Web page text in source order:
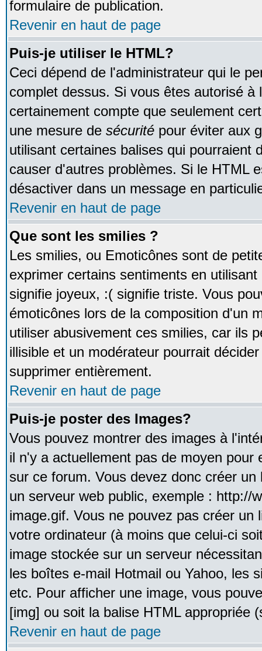
formulaire de publication.
Revenir en haut de page
Puis-je utiliser le HTML?
Ceci dépend de l'administrateur qui le
complet dessus. Si vous êtes autorisé à
certainement compte que seulement
une mesure de sécurité pour éviter aux
utilisant certaines balises qui pourraient
causer d'autres problèmes. Si le HTML
désactiver dans un message en
Revenir en haut de page
Que sont les smilies ?
Les smilies, ou Emoticônes sont de
exprimer certains sentiments en
signifie joyeux, :( signifie triste. Vous
émoticônes lors de la composition d'un
utiliser abusivement ces smilies, car ils
illisible et un modérateur pourrait
supprimer entièrement.
Revenir en haut de page
Puis-je poster des Images?
Vous pouvez montrer des images à
il n'y a actuellement pas de moyen pour
sur ce forum. Vous devez donc créer
un serveur web public, exemple : http://
image.gif. Vous ne pouvez pas créer un
votre ordinateur (à moins que celui-ci
image stockée sur un serveur
les boîtes e-mail Hotmail ou Yahoo, les
etc. Pour afficher une image, vous
[img] ou soit la balise HTML appropriée
Revenir en haut de page